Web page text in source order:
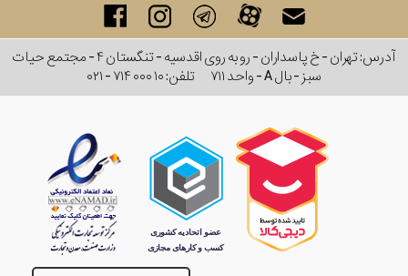
آدرس: تهران - خ پاسداران - رو به روی اقدسیه - تنگستان ۴ - مجتمع حیات
سبز - بال A - واحد ۷۱۱
تلفن:۰۲۱ - ۷۱۴ ۰۰۰ ۱۰